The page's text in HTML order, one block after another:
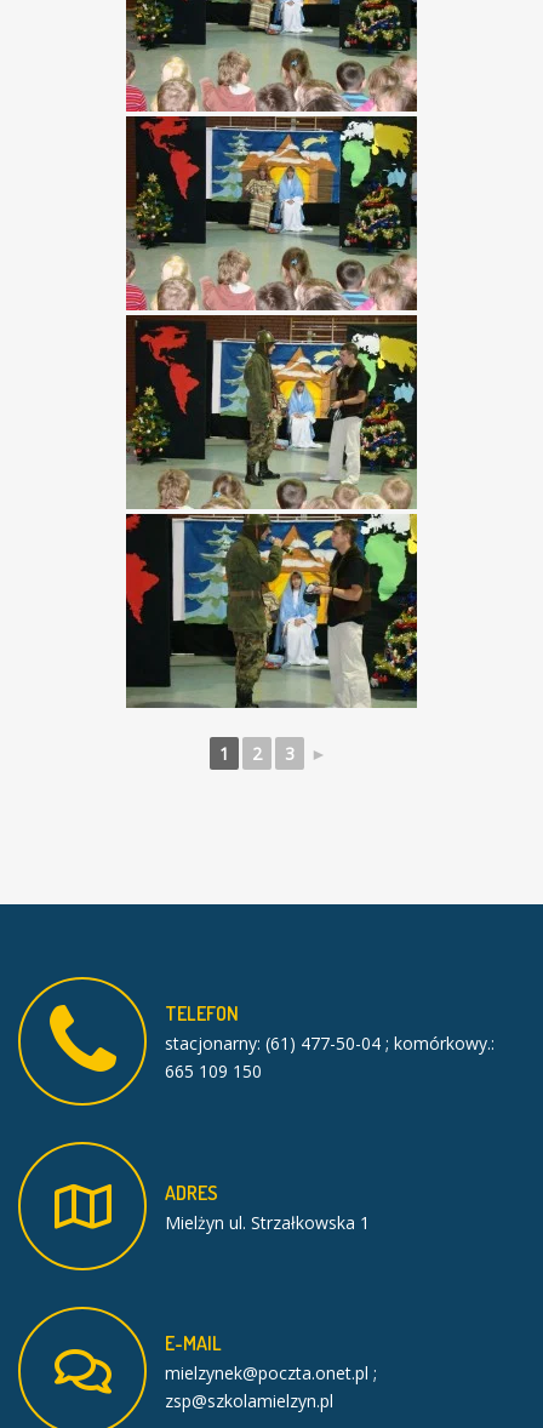
1 2 3 ►
TELEFON
stacjonarny: (61) 477-50-04 ; komórkowy.:
665 109 150
ADRES
Mielżyn ul. Strzałkowska 1
E-MAIL
mielzynek@poczta.onet.pl ;
zsp@szkolamielzyn.pl